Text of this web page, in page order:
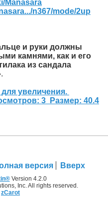
Manasara
n367/mode/2up
и руки должны
камнями, как и его
из сандала
версия Вверх
Version 4.2.0
Inc. All rights reserved.
zCarot